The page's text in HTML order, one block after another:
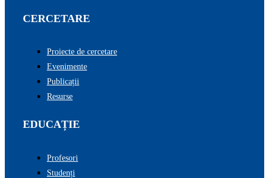
CERCETARE
Proiecte de cercetare
Evenimente
Publicații
Resurse
EDUCAȚIE
Profesori
Studenți